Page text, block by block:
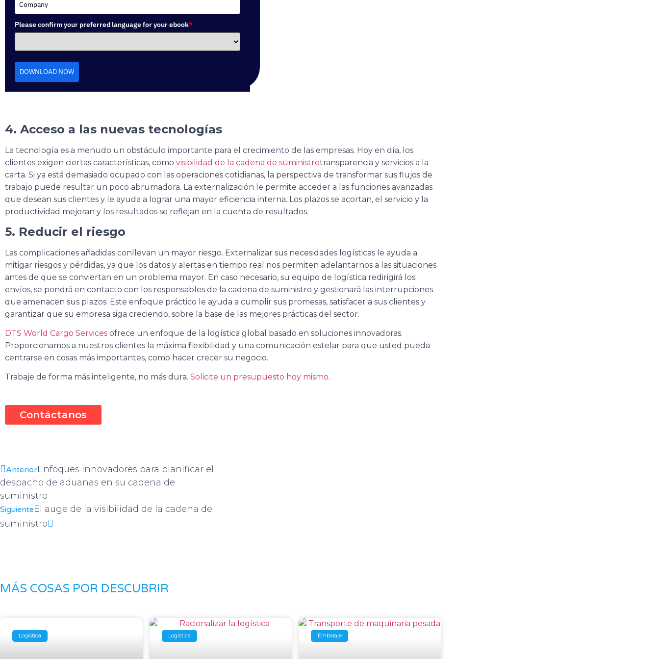
Please confirm your preferred language for your ebook*
DOWNLOAD NOW
4. Acceso a las nuevas tecnologías
La tecnología es a menudo un obstáculo importante para el crecimiento de las empresas. Hoy en día, los
clientes exigen ciertas características, como visibilidad de la cadena de suministrotransparencia y servicios a la
carta. Si ya está demasiado ocupado con las operaciones cotidianas, la perspectiva de transformar sus flujos de
trabajo puede resultar un poco abrumadora. La externalización le permite acceder a las funciones avanzadas
que desean sus clientes y le ayuda a lograr una mayor eficiencia interna. Los plazos se acortan, el servicio y la
productividad mejoran y los resultados se reflejan en la cuenta de resultados.
5. Reducir el riesgo
Las complicaciones añadidas conllevan un mayor riesgo. Externalizar sus necesidades logísticas le ayuda a
mitigar riesgos y pérdidas, ya que los datos y alertas en tiempo real nos permiten adelantarnos a las situaciones
antes de que se conviertan en un problema mayor. En caso necesario, su equipo de logística redirigirá los
envíos, se pondrá en contacto con los responsables de la cadena de suministro y gestionará las interrupciones
que amenacen sus plazos. Este enfoque práctico le ayuda a cumplir sus promesas, satisfacer a sus clientes y
garantizar que su empresa siga creciendo, sobre la base de las mejores prácticas del sector.
DTS World Cargo Services ofrece un enfoque de la logística global basado en soluciones innovadoras.
Proporcionamos a nuestros clientes la máxima flexibilidad y una comunicación estelar para que usted pueda
centrarse en cosas más importantes, como hacer crecer su negocio.
Trabaje de forma más inteligente, no más dura. Solicite un presupuesto hoy mismo.
Contáctanos
AnteriorEnfoques innovadores para planificar el
despacho de aduanas en su cadena de
suministro
SiguienteEl auge de la visibilidad de la cadena de
suministro
MÁS COSAS POR DESCUBRIR
Logística Logística Embalaje